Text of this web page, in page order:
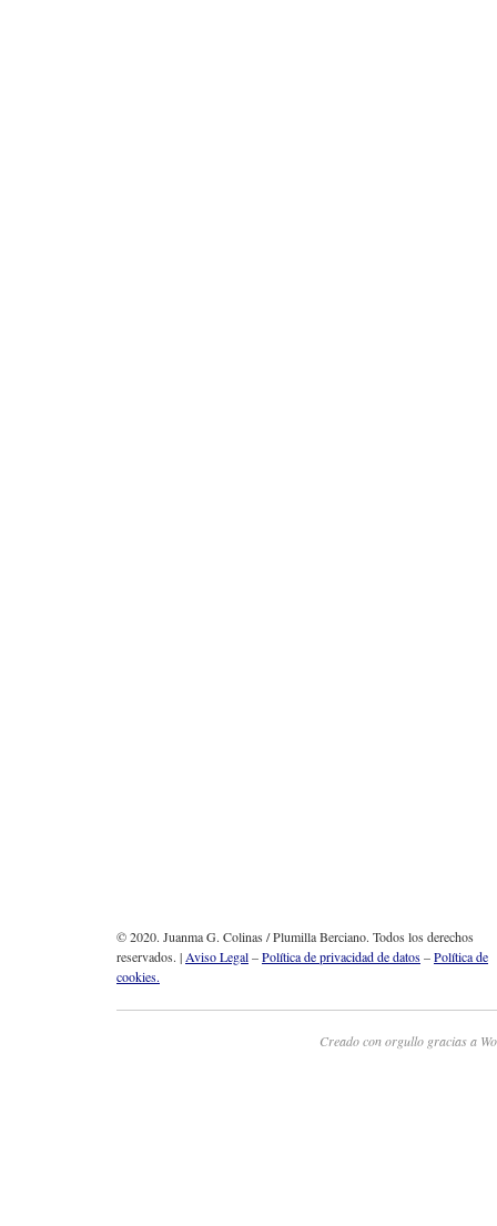
© 2020. Juanma G. Colinas / Plumilla Berciano. Todos los derechos
reservados. |Aviso Legal–Política de privacidad de datos–Política de
cookies.
Creado con orgullo gracias a